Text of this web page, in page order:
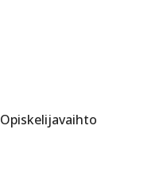
Opiskelijavaihto